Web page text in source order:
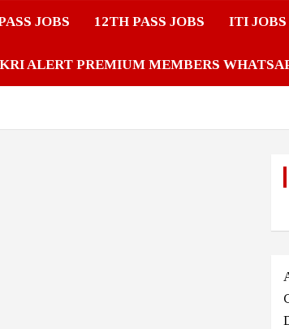
JOBS 12TH PASS JOBS ITI JOBS
ALERT PREMIUM MEMBERS